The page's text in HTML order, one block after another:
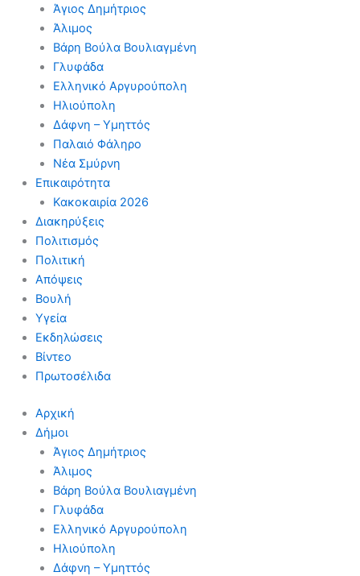
Άγιος Δημήτριος
Άλιμος
Βάρη Βούλα Βουλιαγμένη
Γλυφάδα
Ελληνικό Αργυρούπολη
Ηλιούπολη
Δάφνη – Υμηττός
Παλαιό Φάληρο
Νέα Σμύρνη
Επικαιρότητα
Κακοκαιρία 2026
Διακηρύξεις
Πολιτισμός
Πολιτική
Απόψεις
Βουλή
Υγεία
Εκδηλώσεις
Βίντεο
Πρωτοσέλιδα
Αρχική
Δήμοι
Άγιος Δημήτριος
Άλιμος
Βάρη Βούλα Βουλιαγμένη
Γλυφάδα
Ελληνικό Αργυρούπολη
Ηλιούπολη
Δάφνη – Υμηττός